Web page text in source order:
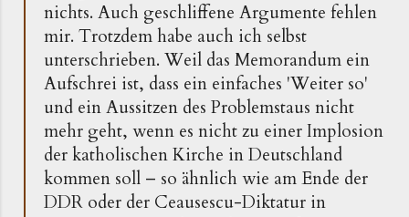
nichts. Auch geschliffene Argumente fehlen
mir. Trotzdem habe auch ich selbst
unterschrieben. Weil das Memorandum ein
Aufschrei ist, dass ein einfaches 'Weiter so'
und ein Aussitzen des Problemstaus nicht
mehr geht, wenn es nicht zu einer Implosion
der katholischen Kirche in Deutschland
kommen soll – so ähnlich wie am Ende der
DDR oder der Ceausescu-Diktatur in